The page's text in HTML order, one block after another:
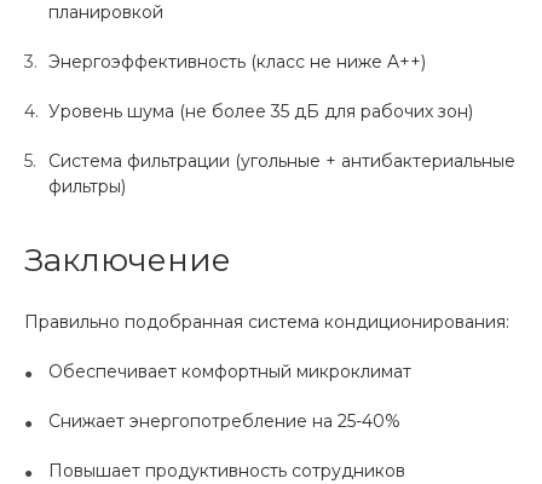
планировкой
Энергоэффективность (класс не ниже A++)
Уровень шума (не более 35 дБ для рабочих зон)
Система фильтрации (угольные + антибактериальные
фильтры)
Заключение
Правильно подобранная система кондиционирования:
Обеспечивает комфортный микроклимат
Снижает энергопотребление на 25-40%
Повышает продуктивность сотрудников